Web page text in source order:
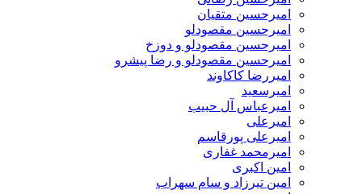
امیرحسین متقیان
امیرحسین مقصودلو
امیرحسین مقصودلو و دوزخ
امیرحسین مقصودلو و رضا پیشرو
امیررضا کاکاوند
امیرسعید
امیرعباس آل حبیب
امیرعلی
امیرعلی پورقاسم
امیرمحمد غفاری
امین اکبری
امین تیرزاد و سام سهراب